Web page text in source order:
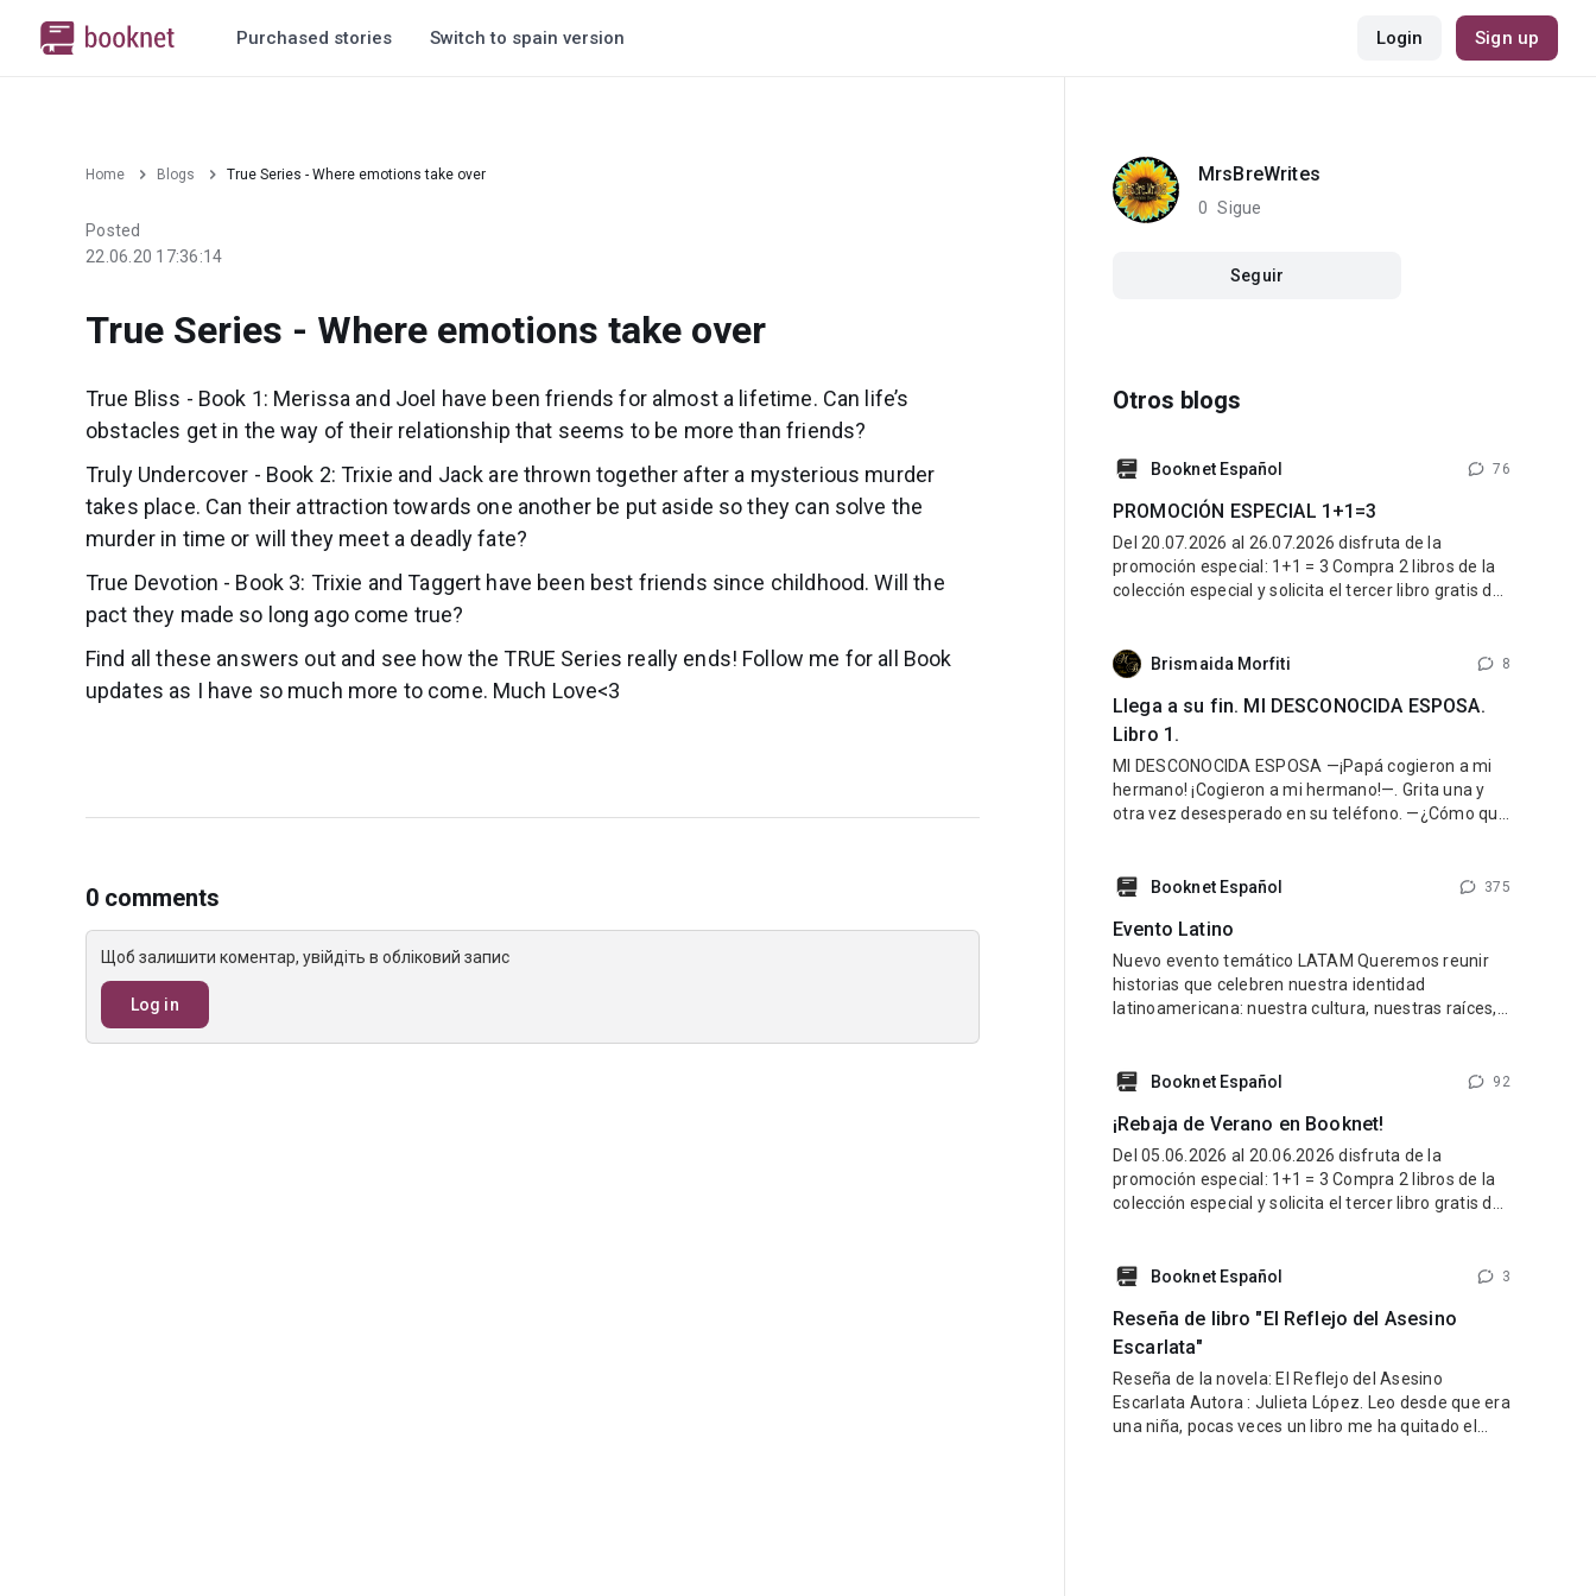
Purchased stories Switch to spain version Login Sign up
Home Blogs True Series - Where emotions take over
Posted
22.06.20 17:36:14
True Series - Where emotions take over
True Bliss - Book 1: Merissa and Joel have been friends for almost a lifetime. Can life’s
obstacles get in the way of their relationship that seems to be more than friends?
Truly Undercover - Book 2: Trixie and Jack are thrown together after a mysterious murder
takes place. Can their attraction towards one another be put aside so they can solve the
murder in time or will they meet a deadly fate?
True Devotion - Book 3: Trixie and Taggert have been best friends since childhood. Will the
pact they made so long ago come true?
Find all these answers out and see how the TRUE Series really ends! Follow me for all Book
updates as I have so much more to come. Much Love<3
0 comments
Щоб залишити коментар, увійдіть в обліковий запис
Log in
MrsBreWrites
0 Sigue
Seguir
Otros blogs
Booknet Español 76
PROMOCIÓN ESPECIAL 1+1=3
Del 20.07.2026 al 26.07.2026 disfruta de la
promoción especial: 1+1 = 3 Compra 2 libros de la
colección especial y solicita el tercer libro gratis de
de esa colección. Escribe al Soporte Técnico y
Brismaida Morfiti 8
Llega a su fin. MI DESCONOCIDA ESPOSA.
Libro 1.
MI DESCONOCIDA ESPOSA —¡Papá cogieron a mi
hermano! ¡Cogieron a mi hermano!—. Grita una y
otra vez desesperado en su teléfono. —¿Cómo que
fue la que nos hizo
Booknet Español 375
Evento Latino
Nuevo evento temático LATAM Queremos reunir
historias que celebren nuestra identidad
latinoamericana: nuestra cultura, nuestras raíces,
latino y una esencia que refleje lo mejor de nuestra
de cualquier género: romance, fantasía,
Booknet Español 92
¡Rebaja de Verano en Booknet!
Del 05.06.2026 al 20.06.2026 disfruta de la
promoción especial: 1+1 = 3 Compra 2 libros de la
colección especial y solicita el tercer libro gratis de
https://booknet.com/es/collections/view?
colección. Escribe
Booknet Español 3
Reseña de libro "El Reflejo del Asesino
Escarlata"
Reseña de la novela: El Reflejo del Asesino
Escarlata Autora : Julieta López. Leo desde que era
una niña, pocas veces un libro me ha quitado el